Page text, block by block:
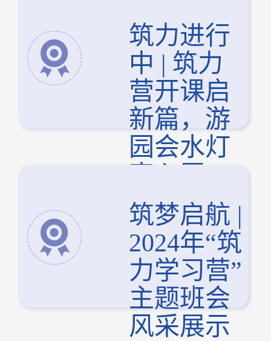
筑力进行
中 | 筑力
营开课启
新篇，游
园会水灯
筑梦启航 |
2024年“筑
力学习营”
主题班会
风采展示